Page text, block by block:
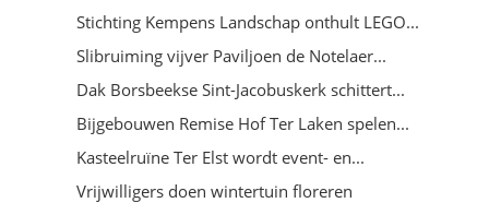
Stichting Kempens Landschap onthult LEGO...
Slibruiming vijver Paviljoen de Notelaer...
Dak Borsbeekse Sint-Jacobuskerk schittert...
Bijgebouwen Remise Hof Ter Laken spelen...
Kasteelruïne Ter Elst wordt event- en...
Vrijwilligers doen wintertuin floreren